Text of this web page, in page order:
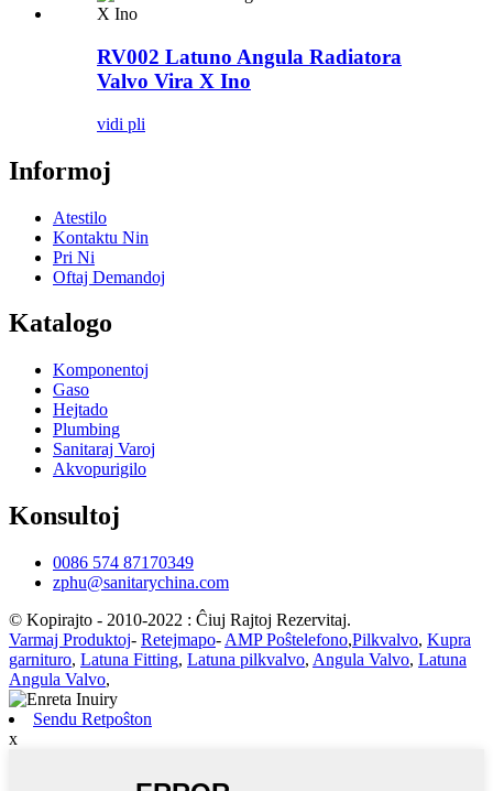
RV002 Latuno Angula Radiatora
Valvo Vira X Ino
vidi pli
Informoj
Atestilo
Kontaktu Nin
Pri Ni
Oftaj Demandoj
Katalogo
Komponentoj
Gaso
Hejtado
Plumbing
Sanitaraj Varoj
Akvopurigilo
Konsultoj
0086 574 87170349
zphu@sanitarychina.com
© Kopirajto - 2010-2022 : Ĉiuj Rajtoj Rezervitaj.
Varmaj Produktoj- Retejmapo- AMP Poŝtelefono,Pilkvalvo, Kupra
garnituro, Latuna Fitting, Latuna pilkvalvo, Angula Valvo, Latuna
Angula Valvo,
Sendu Retpoŝton
x